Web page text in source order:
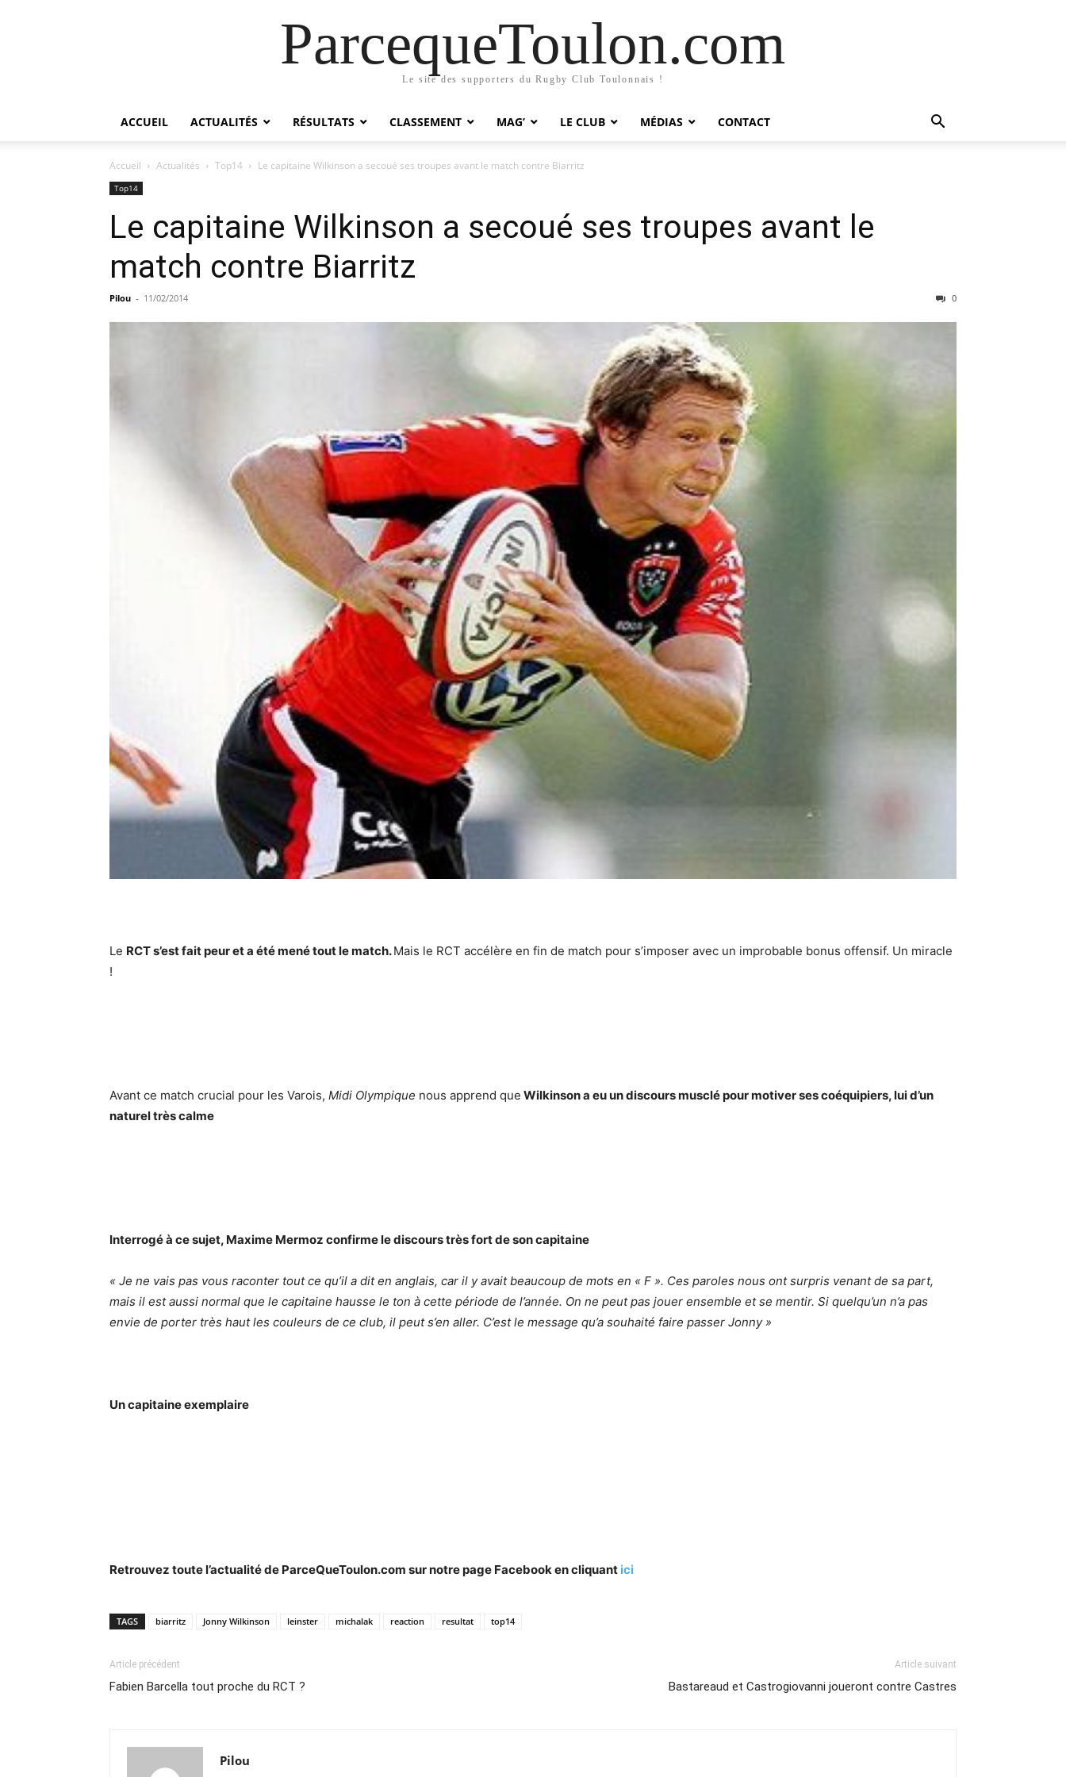
ParcequeToulon.com
Le site des supporters du Rugby Club Toulonnais !
ACCUEIL ACTUALITÉS RÉSULTATS CLASSEMENT MAG’ LE CLUB MÉDIAS CONTACT
Accueil Actualités Top14 Le capitaine Wilkinson a secoué ses troupes avant le match contre Biarritz
Top14
Le capitaine Wilkinson a secoué ses troupes avant le
match contre Biarritz
Pilou - 11/02/2014 0
Le RCT s’est fait peur et a été mené tout le match.Mais le RCT accélère en fin de match pour s’imposer avec un improbable bonus offensif. Un miracle
!
Avant ce match crucial pour les Varois, Midi Olympique nous apprend que Wilkinson a eu un discours musclé pour motiver ses coéquipiers, lui d’un
naturel très calme
Interrogé à ce sujet, Maxime Mermoz confirme le discours très fort de son capitaine
« Je ne vais pas vous raconter tout ce qu’il a dit en anglais, car il y avait beaucoup de mots en « F ». Ces paroles nous ont surpris venant de sa part,
mais il est aussi normal que le capitaine hausse le ton à cette période de l’année. On ne peut pas jouer ensemble et se mentir. Si quelqu’un n’a pas
envie de porter très haut les couleurs de ce club, il peut s’en aller. C’est le message qu’a souhaité faire passer Jonny »
Un capitaine exemplaire
Retrouvez toute l’actualité de ParceQueToulon.com sur notre page Facebook en cliquant ici
TAGS biarritz Jonny Wilkinson leinster michalak reaction resultat top14
Article précédent
Fabien Barcella tout proche du RCT ?
Article suivant
Bastareaud et Castrogiovanni joueront contre Castres
Pilou